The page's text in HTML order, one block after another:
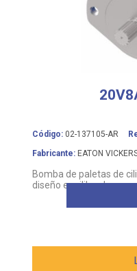
Código: 02-137105-AR
Fabricante: EATON
Bomba de paletas de
diseño equilibrado